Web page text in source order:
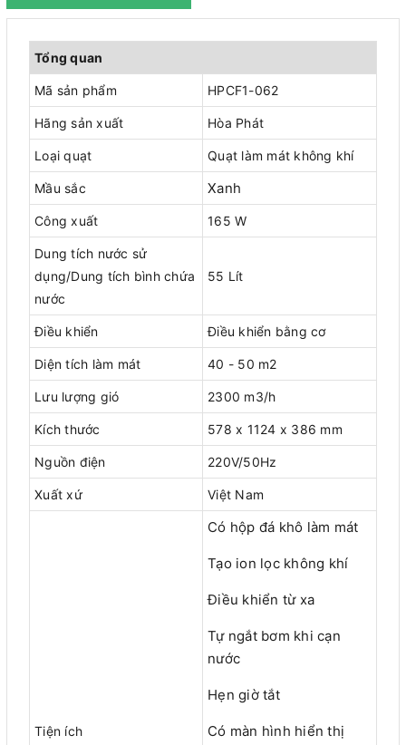
Tổng quan
Mã sản phẩm HPCF1-062
Hãng sản xuất Hòa Phát
Loại quạt Quạt làm mát không khí
Mầu sắc Xanh
Công xuất 165 W
Dung tích nước sử
dụng/Dung tích bình chứa
nước
55 Lít
Điều khiển Điều khiển bằng cơ
Diện tích làm mát 40 - 50 m2
Lưu lượng gió 2300 m3/h
Kích thước 578 x 1124 x 386 mm
Nguồn điện 220V/50Hz
Xuất xứ Việt Nam
Tiện ích
Có hộp đá khô làm mát
Tạo ion lọc không khí
Điều khiển từ xa
Tự ngắt bơm khi cạn
nước
Hẹn giờ tắt
Có màn hình hiển thị